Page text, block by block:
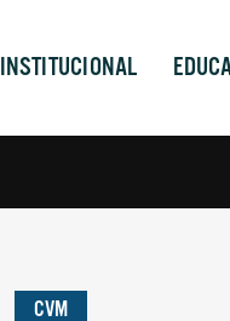
INSTITUCIONAL
CVM